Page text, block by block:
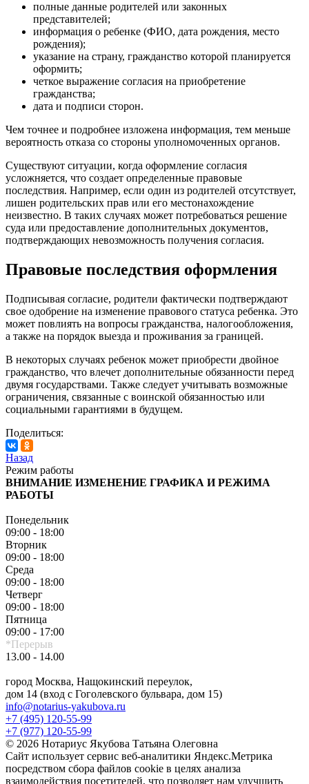
полные данные родителей или законных
представителей;
информация о ребенке (ФИО, дата рождения, место
рождения);
указание на страну, гражданство которой планируется
оформить;
четкое выражение согласия на приобретение
гражданства;
дата и подписи сторон.
Чем точнее и подробнее изложена информация, тем меньше
вероятность отказа со стороны уполномоченных органов.
Существуют ситуации, когда оформление согласия
усложняется, что создает определенные правовые
последствия. Например, если один из родителей отсутствует,
лишен родительских прав или его местонахождение
неизвестно. В таких случаях может потребоваться решение
суда или предоставление дополнительных документов,
подтверждающих невозможность получения согласия.
Правовые последствия оформления
Подписывая согласие, родители фактически подтверждают
свое одобрение на изменение правового статуса ребенка. Это
может повлиять на вопросы гражданства, налогообложения,
а также на порядок выезда и проживания за границей.
В некоторых случаях ребенок может приобрести двойное
гражданство, что влечет дополнительные обязанности перед
двумя государствами. Также следует учитывать возможные
ограничения, связанные с воинской обязанностью или
социальными гарантиями в будущем.
Поделиться:
Назад
Режим работы
ВНИМАНИЕ ИЗМЕНЕНИЕ ГРАФИКА И РЕЖИМА
РАБОТЫ
Понедельник
09:00 - 18:00
Вторник
09:00 - 18:00
Среда
09:00 - 18:00
Четверг
09:00 - 18:00
Пятница
09:00 - 17:00
*Перерыв
13.00 - 14.00
город Москва, Нащокинский переулок,
дом 14 (вход с Гоголевского бульвара, дом 15)
info@notarius-yakubova.ru
+7 (495) 120-55-99
+7 (977) 120-55-99
© 2026 Нотариус Якубова Татьяна Олеговна
Сайт использует сервис веб-аналитики Яндекс.Метрика
посредством сбора файлов cookie в целях анализа
взаимодействия посетителей, что позволяет нам улучшить